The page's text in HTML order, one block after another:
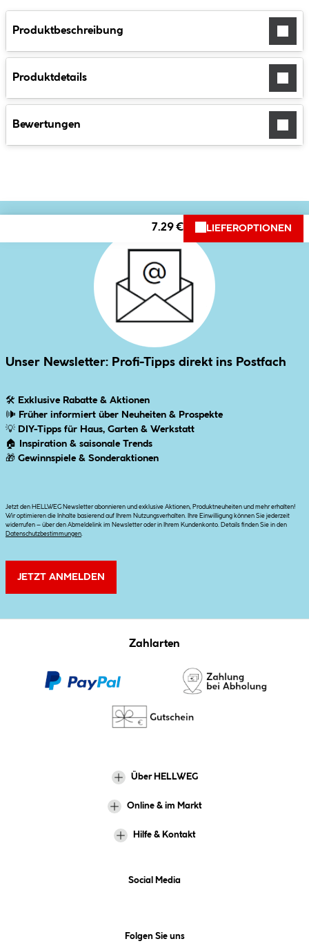
Produktbeschreibung
Produktdetails
Bewertungen
7.29 € LIEFEROPTIONEN
Unser Newsletter: Profi-Tipps direkt ins Postfach
🛠 Exklusive Rabatte & Aktionen
🕪 Früher informiert über Neuheiten & Prospekte
💡 DIY-Tipps für Haus, Garten & Werkstatt
🏠
Inspiration & saisonale Trends
🎁 Gewinnspiele & Sonderaktionen
Jetzt den HELLWEG Newsletter abonnieren und exklusive Aktionen, Produktneuheiten und mehr erhalten!
Wir optimieren die Inhalte basierend auf Ihrem Nutzungsverhalten. Ihre Einwilligung können Sie jederzeit
widerrufen – über den Abmeldelink im Newsletter oder in Ihrem Kundenkonto. Details finden Sie in den
Datenschutzbestimmungen
JETZT ANMELDEN
Zahlarten
Über HELLWEG
Online & im Markt
Hilfe & Kontakt
Social Media
Folgen Sie uns